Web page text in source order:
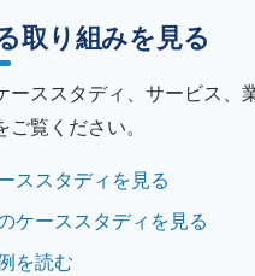
取り組みを見る
ーススタディ、サービス、
覧ください。
ススタディを見る
ケーススタディを見る
を読む